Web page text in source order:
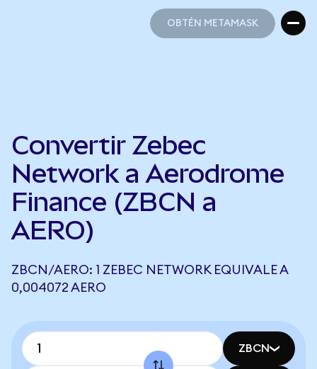
OBTÉN METAMASK
Convertir Zebec
Network a Aerodrome
Finance (ZBCN a
AERO)
ZBCN/AERO: 1 ZEBEC NETWORK EQUIVALE A
0,004072 AERO
ZBCN